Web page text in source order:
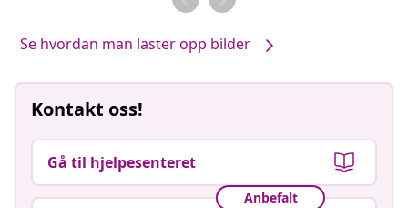
Se hvordan man laster opp bilder
Kontakt oss!
Gå til hjelpesenteret
Anbefalt